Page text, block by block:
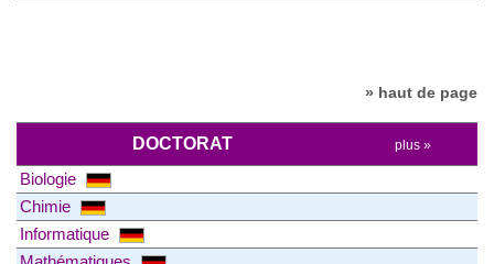
» haut de page
DOCTORAT plus »
Biologie
Chimie
Informatique